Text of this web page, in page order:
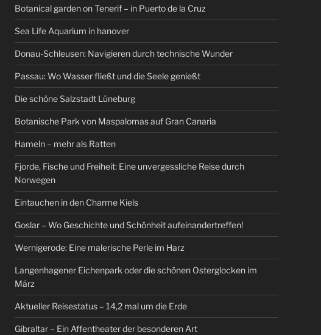
Botanical garden on Tenerif – in Puerto de la Cruz
Sea Life Aquarium in hanover
Donau-Schleusen: Navigieren durch technische Wunder
Passau: Wo Wasser fließt und die Seele genießt
Die schöne Salzstadt Lüneburg
Botanische Park von Maspalomas auf Gran Canaria
Hameln – mehr als Ratten
Fjorde, Fische und Freiheit: Eine unvergessliche Reise durch
Norwegen
Eintauchen in den Charme Kiels
Goslar – Wo Geschichte und Schönheit aufeinandertreffen!
Wernigerode: Eine malerische Perle im Harz
Langenhagener Eichenpark oder die schönen Osterglocken im
März
Aktueller Reisestatus – 14,2 mal um die Erde
Gibraltar – Ein Affentheater der besonderen Art